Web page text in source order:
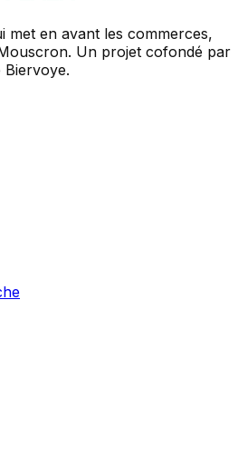
met en avant les commerces,
Un projet cofondé par